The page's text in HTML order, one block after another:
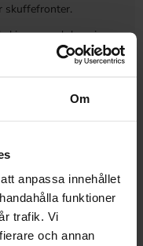
Om
anpassa innehållet
funktioner
trafik. Vi
och annan
skuffefronter.
med demping
på skuffene.
for å gå